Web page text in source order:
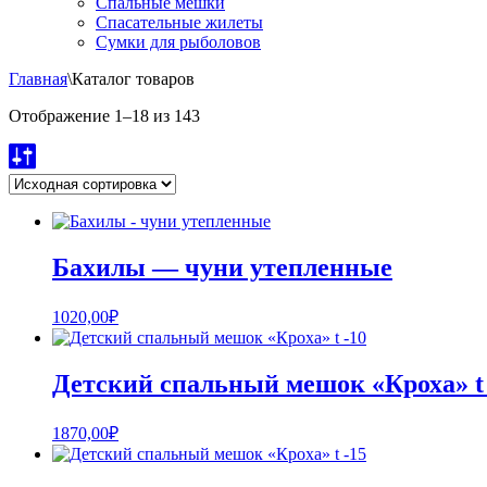
Спасательные жилеты
Сумки для рыболовов
Главная\Каталог товаров
Отображение 1–18 из 143
Бахилы — чуни утепленные
1020,00₽
Детский спальный мешок «Кроха» t
1870,00₽